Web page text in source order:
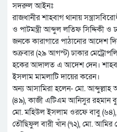
সদরুল আইনঃ
রাজধানীর শাহবাগ থানায়
ও পাটমন্ত্রী আব্দুল লতিফ সিদ্দিকী
জনকে কারাগারে পাঠানোর আদেশ
শুক্রবার (২৯ আগস্ট) ঢাকার
হকের আদালত এ আদেশ দেন।
ইসলাম মামলাটি দায়ের করেন।
অন্য আসামিরা হলেন- মো.
(৪৯), কাজী এটিএম আনিসুর রহমান
মো. মহিউল ইসলাম ওরফে বাবু
তৌছিফুল বারী খাঁন (৭২), মো.